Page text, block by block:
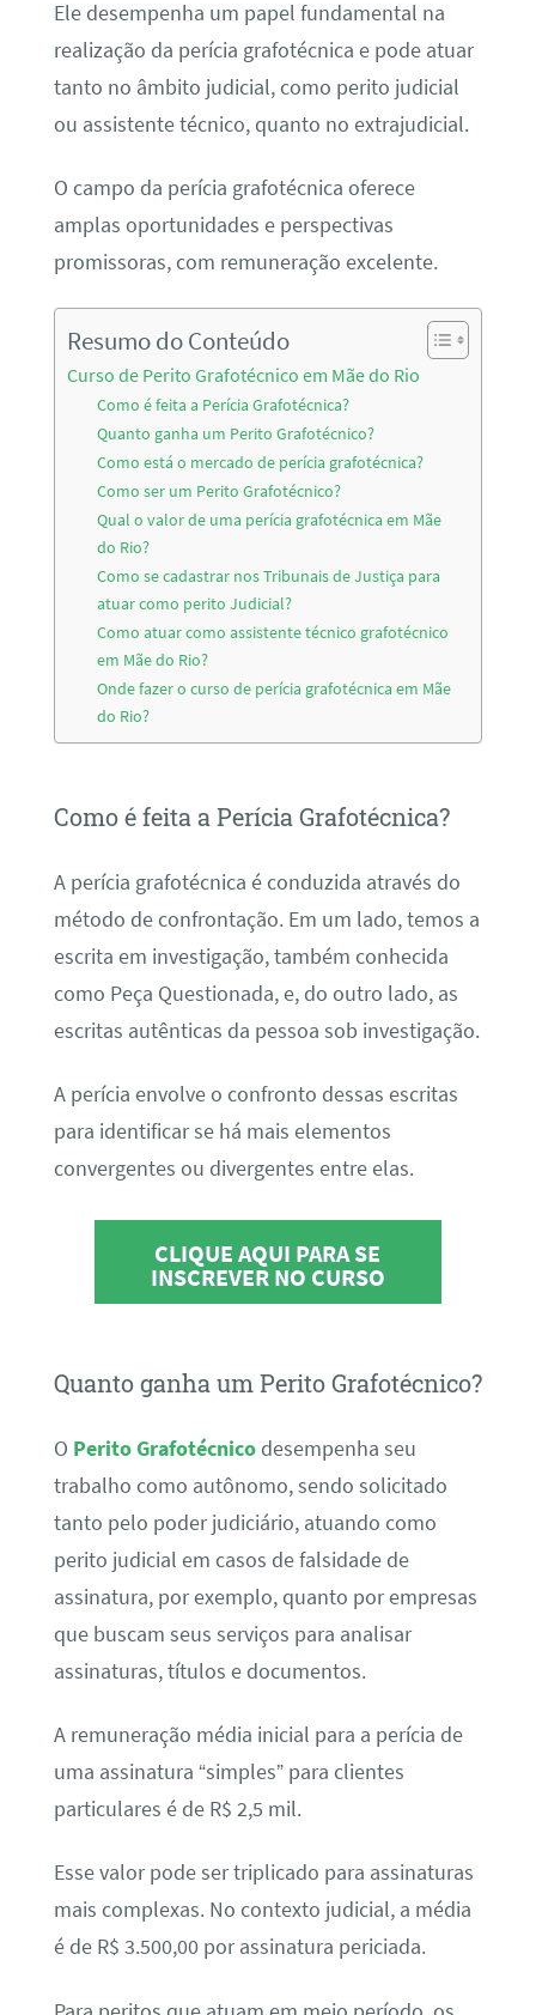
Ele desempenha um papel fundamental na
realização da perícia grafotécnica e pode atuar
tanto no âmbito judicial, como perito judicial
ou assistente técnico, quanto no extrajudicial.
O campo da perícia grafotécnica oferece
amplas oportunidades e perspectivas
promissoras, com remuneração excelente.
Resumo do Conteúdo
Curso de Perito Grafotécnico em Mãe do Rio
Como é feita a Perícia Grafotécnica?
Quanto ganha um Perito Grafotécnico?
Como está o mercado de perícia grafotécnica?
Como ser um Perito Grafotécnico?
Qual o valor de uma perícia grafotécnica em Mãe
do Rio?
Como se cadastrar nos Tribunais de Justiça para
atuar como perito Judicial?
Como atuar como assistente técnico grafotécnico
em Mãe do Rio?
Onde fazer o curso de perícia grafotécnica em Mãe
do Rio?
Como é feita a Perícia Grafotécnica?
A perícia grafotécnica é conduzida através do
método de confrontação. Em um lado, temos a
escrita em investigação, também conhecida
como Peça Questionada, e, do outro lado, as
escritas autênticas da pessoa sob investigação.
A perícia envolve o confronto dessas escritas
para identificar se há mais elementos
convergentes ou divergentes entre elas.
CLIQUE AQUI PARA SE
INSCREVER NO CURSO
Quanto ganha um Perito Grafotécnico?
O Perito Grafotécnicodesempenha seu
trabalho como autônomo, sendo solicitado
tanto pelo poder judiciário, atuando como
perito judicial em casos de falsidade de
assinatura, por exemplo, quanto por empresas
que buscam seus serviços para analisar
assinaturas, títulos e documentos.
A remuneração média inicial para a perícia de
uma assinatura “simples” para clientes
particulares é de R$ 2,5 mil.
Esse valor pode ser triplicado para assinaturas
mais complexas. No contexto judicial, a média
é de R$ 3.500,00 por assinatura periciada.